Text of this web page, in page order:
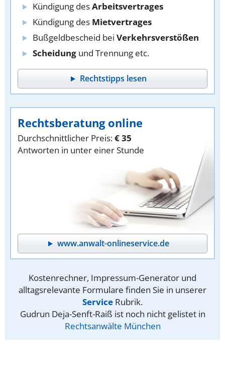
Kündigung desArbeitsvertrages
Kündigung des Mietvertrages
Bußgeldbescheid bei Verkehrsverstößen
Scheidung und Trennung etc.
Rechtstipps lesen
Rechtsberatung online
Durchschnittlicher Preis:€ 35
Antworten in unter einer Stunde
www.anwalt-onlineservice.de
Kostenrechner, Impressum-Generator und
alltagsrelevante Formulare finden Sie in unserer
Service Rubrik.
Gudrun Deja-Senft-Raiß ist noch nicht gelistet in
Rechtsanwälte München